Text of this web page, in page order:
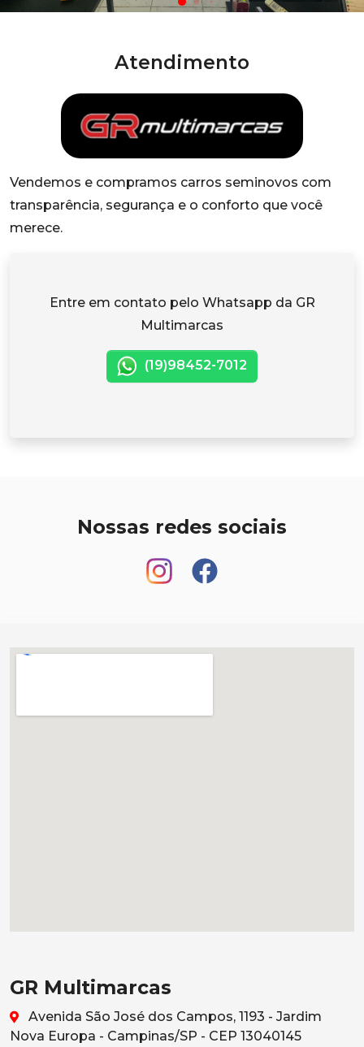
Atendimento
Vendemos e compramos carros seminovos com
transparência, segurança e o conforto que você
merece.
Entre em contato pelo Whatsapp da GR
Multimarcas
(19)98452-7012
Nossas redes sociais
GR Multimarcas
Avenida São José dos Campos, 1193 - Jardim
Nova Europa - Campinas/SP - CEP 13040145